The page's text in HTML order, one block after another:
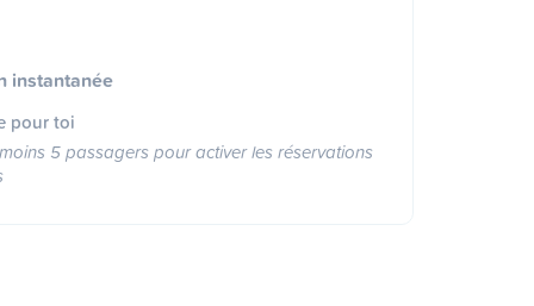
instantanée
pour toi
5 passagers pour activer les réservations